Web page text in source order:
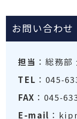
お問い合わせ
担当 ：総務
TEL ：045-
FAX ：045-
E-mail ：